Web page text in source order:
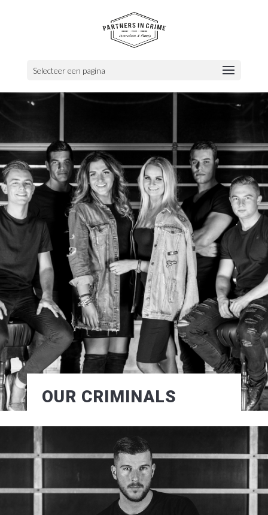
Selecteer een pagina
OUR CRIMINALS